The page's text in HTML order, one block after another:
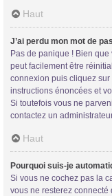
Haut
J’ai perdu mon mot de
Pas de panique ! Bien
peut facilement être
connexion puis cliquez sur
instructions énoncées et
Si toutefois vous ne
contactez un
Haut
Pourquoi suis-je
Si vous ne cochez pas la
vous ne resterez